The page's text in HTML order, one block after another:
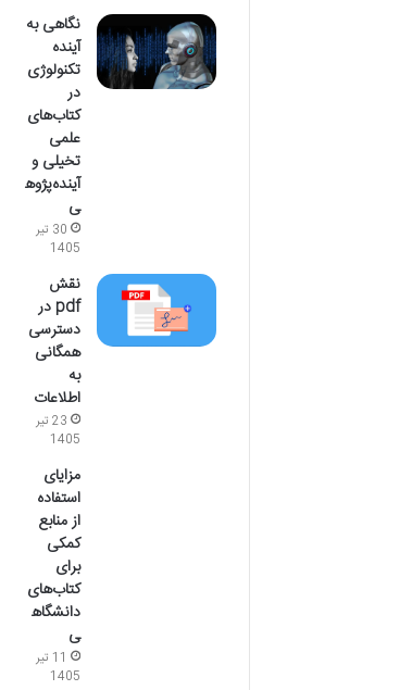
نگاهی به
آینده
تکنولوژی
در
کتاب‌های
علمی
تخیلی و
آینده‌پژوه
ی
30 تیر
1405
نقش
pdf در
دسترسی
همگانی
به
اطلاعات
23 تیر
1405
مزایای
استفاده
از منابع
کمکی
برای
کتاب‌های
دانشگاه
ی
11 تیر
1405